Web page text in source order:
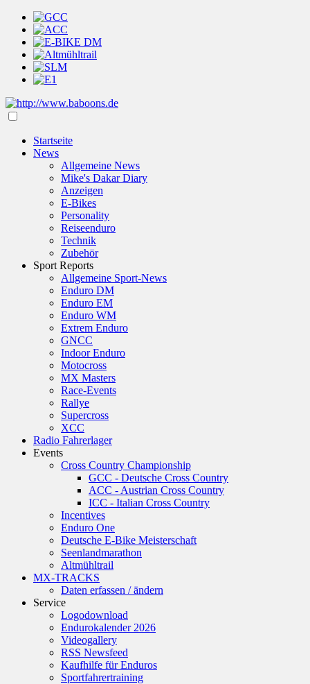
Startseite
News
Allgemeine News
Mike's Dakar Diary
Anzeigen
E-Bikes
Personality
Reiseenduro
Technik
Zubehör
Sport Reports
Allgemeine Sport-News
Enduro DM
Enduro EM
Enduro WM
Extrem Enduro
GNCC
Indoor Enduro
Motocross
MX Masters
Race-Events
Rallye
Supercross
XCC
Radio Fahrerlager
Events
Cross Country Championship
GCC - Deutsche Cross Country
ACC - Austrian Cross Country
ICC - Italian Cross Country
Incentives
Enduro One
Deutsche E-Bike Meisterschaft
Seenlandmarathon
Altmühltrail
MX-TRACKS
Daten erfassen / ändern
Service
Logodownload
Endurokalender 2026
Videogallery
RSS Newsfeed
Kaufhilfe für Enduros
Sportfahrertraining